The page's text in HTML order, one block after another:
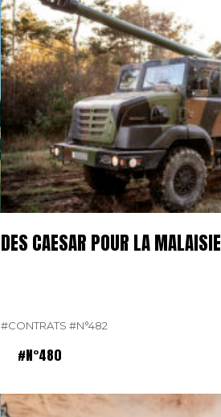
DES CAESAR POUR LA MALAISIE
#CONTRATS #N°482
#N°480